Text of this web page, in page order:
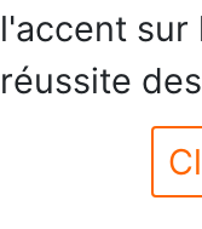
l'accent sur
réussite